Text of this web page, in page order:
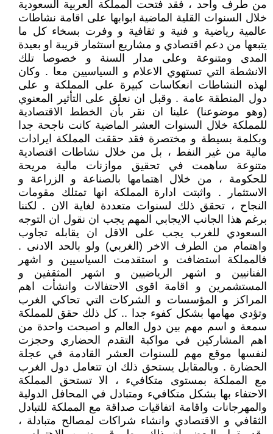
من طرف واحد ، فقد فتحت المملكة العربية السعودية
خلال السنوات القلية الماضية ابوابها على اقامة نشاطات
عالمية رياضية و فنية و ثقافية و وفرت بسخاء كل ما
يتبعها من دعم اقتصادي و مشاريع استثمار قريبة او بعيدة
المدى ومتنوعة وعلى مدار السنة و خصوصا تلك
الانشطة التي تستهوي الاعلام و السياسيين معا . وكان
لهذه النشاطات انعكاسات كبيرة على المملكة و على
دول المنطقة عامة . وقبل ان نعلق على التأثير المعنوي
(وهو موضوعنا) علينا ان نقر بأن الخطط الاقتصادية
للمملكة خلال السنوات العشر الماضية كانت ناجحة جدا
وبكلمة بسيطة و مختصرة فقد حققت المملكة ايرادات
مالية من غير النفط ، بل من خلال نشاطات اقتصادية
متنوعة ساهمت في تحقيق موازنات مالية مريحة
للحكومة ، من خلال اهتمامها بالصناعة و الزراعة و
الاستثمار . واثبتت ادارة المملكة انها تمتلك مقومات
النجاح ، تحقق ذلك لسنوات متعددة لغاية الان . لكننا
برغم هذا الجانب الايجابي المهم يجب ان نقول ان التوجه
السعودي للغرب يجب على الاقل ان يقابله تجاوب
واهتمام من الطرف الاخر (الغربي) ولو بالحد الادنى .
فالمملكة استضافت و استقدمت السياسيين و اشهر
الفنانيين و اشهر الرياضيين و اشهر المثقفين و
المستشمرين و اقامة اقوى الاحتفالات وانشأت اهم
المراكز و المؤسسات و الشركات التي تحاكي الغرب
وتؤدي مهامها بشكل كفوء جدا .. كل ذلك حقق للمملكة
سمعة و اسم مهم بين دول العالم و اصبحت واحدة من
اهم المشاركين في مواكبة التقدم الحضاري وحجزت
لنفسها موقع مهم للسنوات العشر القادمة في عجلة
الحضارة . وبالمقابل يستحق ذلك ان تتعامل دول الغرب
مع المملكة بمستوى متكافيء ، الا تستحق المملكة
الاحتفاء بها بشكل متكافيء ومتبادل في المحافل الدولية
والمهرجانات واقامة اتفاقيات صداقة مع المملكة للتبادل
الثقافي و الاقتصادي وانشاء شراكات لمصالح متبادلة ،